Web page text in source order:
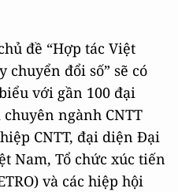
đề “Hợp tác Việt
chuyển đổi số” sẽ có
với gần 100 đại
ngành CNTT
CNTT, đại diện Đại
Nam, Tổ chức xúc tiến
và các hiệp hội